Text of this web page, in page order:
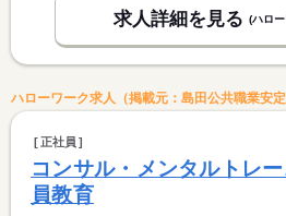
求人詳細を見る (ハロ
ハローワーク求人（掲載元：島田公共職業安定
正社員
コンサル・メンタルトレ
員教育